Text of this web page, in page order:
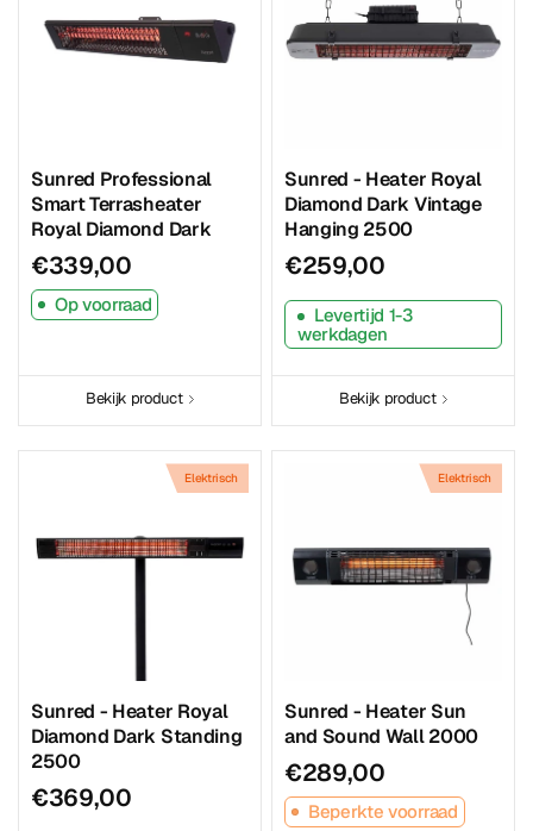
Sunred Professional
Smart Terrasheater
Royal Diamond Dark
€339,00
Op voorraad
Bekijk product
Sunred - Heater Royal
Diamond Dark Vintage
Hanging 2500
€259,00
Levertijd 1-3
werkdagen
Bekijk product
Elektrisch
Sunred - Heater Royal
Diamond Dark Standing
2500
€369,00
Elektrisch
Sunred - Heater Sun
and Sound Wall 2000
€289,00
Beperkte voorraad